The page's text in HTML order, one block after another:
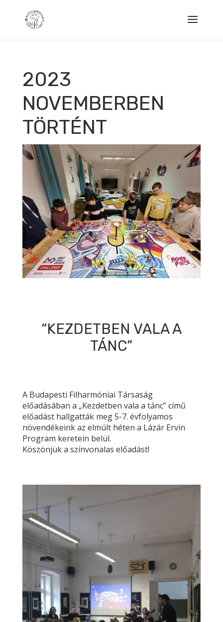
2023
NOVEMBERBEN
TÖRTÉNT
“KEZDETBEN VALA A
TÁNC”
A Budapesti Filharmóniai Társaság
előadásában a „Kezdetben vala a tánc” című
előadást hallgatták meg 5-7. évfolyamos
növendékeink az elmúlt héten a Lázár Ervin
Program keretein belül.
Köszönjük a színvonalas előadást!